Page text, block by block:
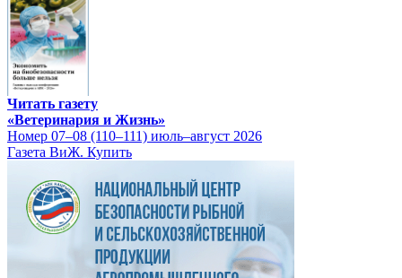
Читать газету
«Ветеринария и Жизнь»
Номер 07–08 (110–111) июль–август 2026
Газета ВиЖ. Купить